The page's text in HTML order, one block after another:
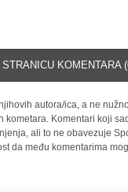
KOMENTARA
autora/ica, a ne
kometara. Komentari koji
ali to ne obavezuje
da među komentarima